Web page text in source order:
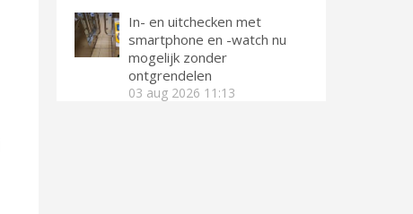
In- en uitchecken met
smartphone en -watch nu
mogelijk zonder
ontgrendelen
03 aug 2026 11:13